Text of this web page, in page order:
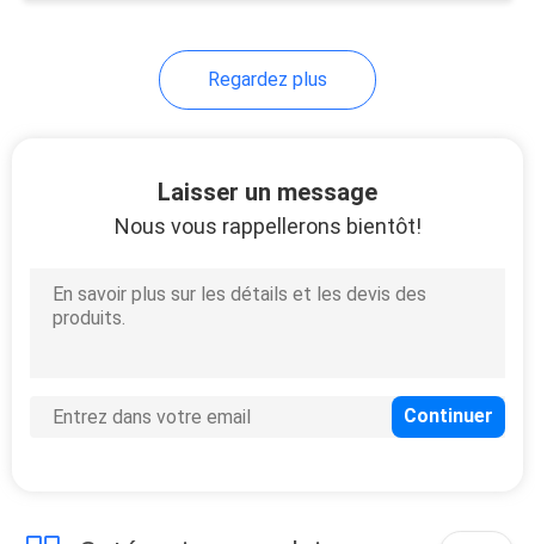
Regardez plus
Laisser un message
Nous vous rappellerons bientôt!